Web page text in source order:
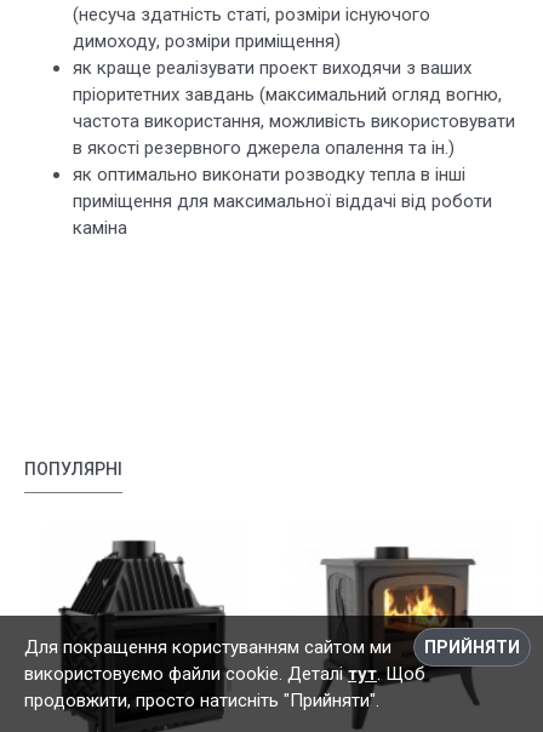
(несуча здатність статі, розміри існуючого
димоходу, розміри приміщення)
як краще реалізувати проект виходячи з ваших
пріоритетних завдань (максимальний огляд вогню,
частота використання, можливість використовувати
в якості резервного джерела опалення та ін.)
як оптимально виконати розводку тепла в інші
приміщення для максимальної віддачі від роботи
каміна
ПОПУЛЯРНІ
ПРИЙНЯТИ
Для покращення користуванням сайтом ми
використовуємо файли cookie. Деталітут. Щоб
продовжити, просто натисніть "Прийняти".